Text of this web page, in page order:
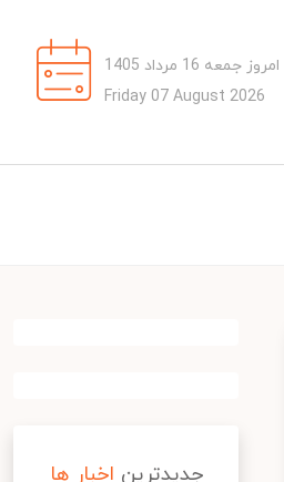
امروز جمعه 16 مرداد 1405
Friday 07 August 2026
جدیدترین اخبار ها